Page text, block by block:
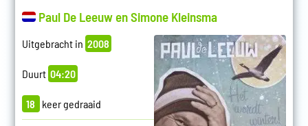
Paul De Leeuw en Simone Kleinsma
Uitgebracht in 2008
Duurt 04:20
18 keer gedraaid